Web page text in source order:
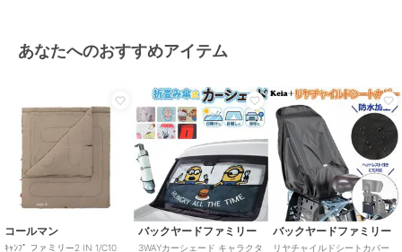
あなたへのおすすめアイテム
コールマン
ｷｬﾝﾌﾟ ファミリー2 IN 1/C10
バックヤードファミリー
3WAYカーシェード キャラクタ
バックヤードファミリー
リヤチャイルドシートカバー